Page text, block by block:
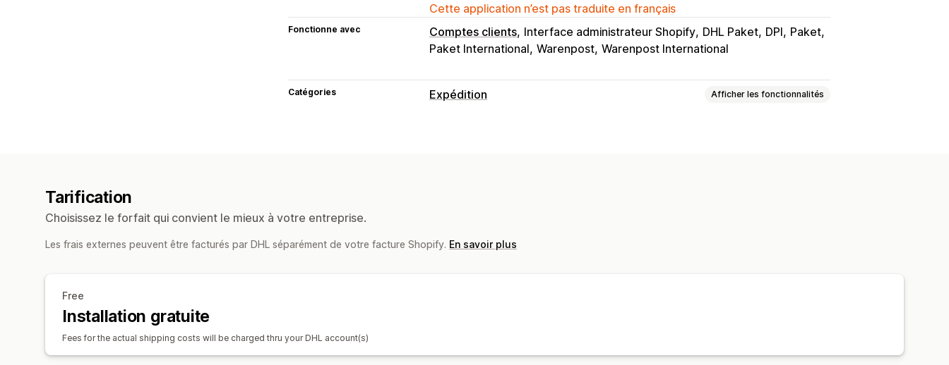
Cette application n’est pas traduite en français
Fonctionne avec Comptes clients Interface administrateur Shopify DHL Paket DPI Paket
Paket International Warenpost Warenpost International
Catégories Expédition Afficher les fonctionnalités
Tarification
Choisissez le forfait qui convient le mieux à votre entreprise.
Les frais externes peuvent être facturés par DHL séparément de votre facture Shopify. En savoir plus
Free
Installation gratuite
Fees for the actual shipping costs will be charged thru your DHL account(s)